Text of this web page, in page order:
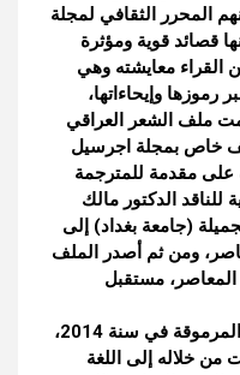
المحرر الثقافي لمجلة
قصائد قوية ومؤثرة
معايشته وهي
رموزها وإيحاءاتها،
ملف الشعر العراقي
في مايو، سنة( 2012) ملف خاص بمجلة اجرسيل
على مقدمة للمترجمة
للناقد الدكتور مالك
(جامعة بغداد) إلى
ومن ثم أصدر الملف
مستقبل
فتحت مجلة اكهار البنجالية الثقافية المرموقة في سنة 2014،
من خلاله إلى اللغة